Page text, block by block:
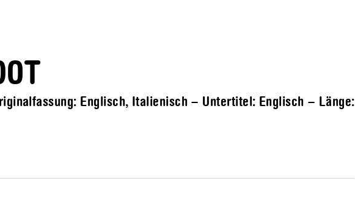
Englisch, Italienisch – Untertitel: Englisch – Länge: